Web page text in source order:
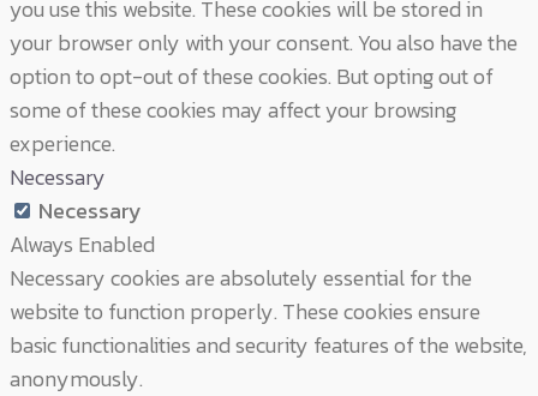
you use this website. These cookies will be stored in
your browser only with your consent. You also have the
option to opt-out of these cookies. But opting out of
some of these cookies may affect your browsing
experience.
Necessary
Necessary
Always Enabled
Necessary cookies are absolutely essential for the
website to function properly. These cookies ensure
basic functionalities and security features of the website,
anonymously.